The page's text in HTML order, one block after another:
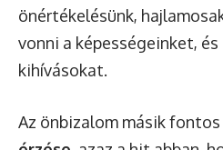
önértékelésünk,
vonni a képességeinket, és
kihívásokat.
Az önbizalom másik fontos